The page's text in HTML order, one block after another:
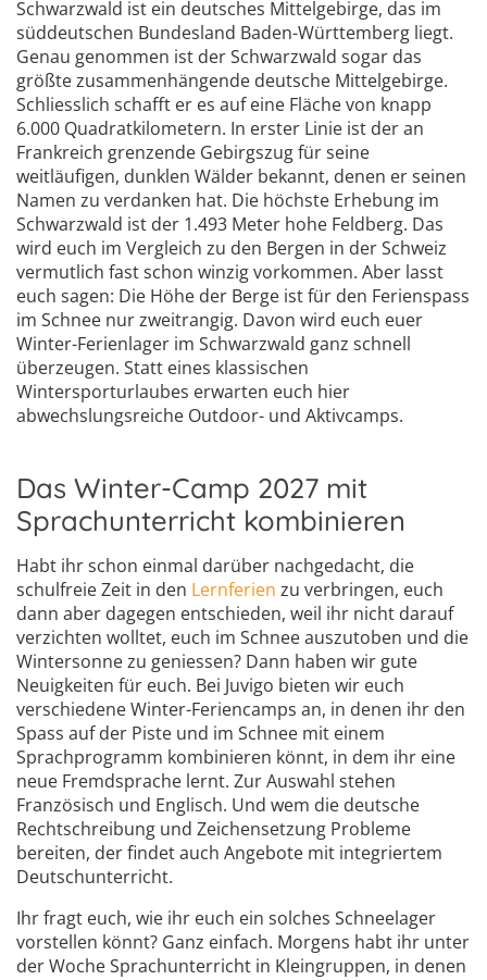
Schwarzwald ist ein deutsches Mittelgebirge, das im
süddeutschen Bundesland Baden-Württemberg liegt.
Genau genommen ist der Schwarzwald sogar das
größte zusammenhängende deutsche Mittelgebirge.
Schliesslich schafft er es auf eine Fläche von knapp
6.000 Quadratkilometern. In erster Linie ist der an
Frankreich grenzende Gebirgszug für seine
weitläufigen, dunklen Wälder bekannt, denen er seinen
Namen zu verdanken hat. Die höchste Erhebung im
Schwarzwald ist der 1.493 Meter hohe Feldberg. Das
wird euch im Vergleich zu den Bergen in der Schweiz
vermutlich fast schon winzig vorkommen. Aber lasst
euch sagen: Die Höhe der Berge ist für den Ferienspass
im Schnee nur zweitrangig. Davon wird euch euer
Winter-Ferienlager im Schwarzwald ganz schnell
überzeugen. Statt eines klassischen
Wintersporturlaubes erwarten euch hier
abwechslungsreiche Outdoor- und Aktivcamps.
Das Winter-Camp 2027 mit
Sprachunterricht kombinieren
Habt ihr schon einmal darüber nachgedacht, die
schulfreie Zeit in den Lernferien zu verbringen, euch
dann aber dagegen entschieden, weil ihr nicht darauf
verzichten wolltet, euch im Schnee auszutoben und die
Wintersonne zu geniessen? Dann haben wir gute
Neuigkeiten für euch. Bei Juvigo bieten wir euch
verschiedene Winter-Feriencamps an, in denen ihr den
Spass auf der Piste und im Schnee mit einem
Sprachprogramm kombinieren könnt, in dem ihr eine
neue Fremdsprache lernt. Zur Auswahl stehen
Französisch und Englisch. Und wem die deutsche
Rechtschreibung und Zeichensetzung Probleme
bereiten, der findet auch Angebote mit integriertem
Deutschunterricht.
Ihr fragt euch, wie ihr euch ein solches Schneelager
vorstellen könnt? Ganz einfach. Morgens habt ihr unter
der Woche Sprachunterricht in Kleingruppen, in denen